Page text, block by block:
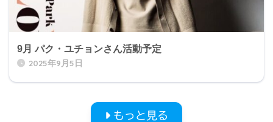
9月 パク・ユチョンさん活動予定
2025年9月5日
もっと見る